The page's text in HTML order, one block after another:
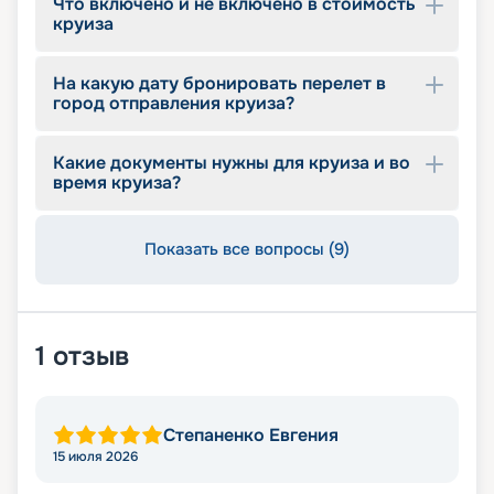
круиза
На какую дату бронировать перелет в
город отправления круиза?
Какие документы нужны для круиза и во
время круиза?
Показать все вопросы (9)
1 отзыв
Степаненко Евгения
15 июля 2026